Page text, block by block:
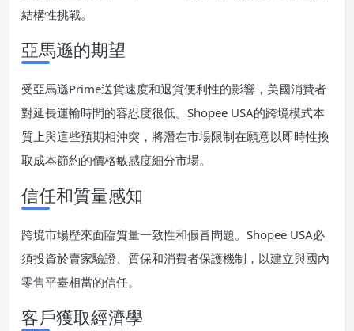
結構性挑戰。
亞馬遜的期望
受亞馬遜Prime送貨速度和退貨便利性的影響，美國消費者
對延長運輸時間的容忍度很低。Shopee USA的跨境模式本
質上與這些預期相沖突，將潛在市場限制在願意以即時性換
取成本節約的價格敏感度細分市場。
信任和質量感知
跨境市場歷來面臨質量一致性和假冒問題。Shopee USA必
須投資於賣家驗證、質保和消費者保護機制，以建立與國內
零售平臺相當的信任。
客戶獲取經濟學